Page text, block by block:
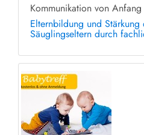
Kommunikation von
Elternbildung und
Säuglingseltern durch